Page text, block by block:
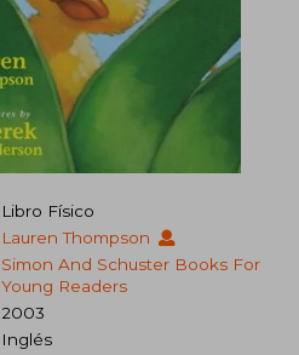
Libro Físico
Lauren Thompson
Simon And Schuster Books For
Young Readers
2003
Inglés